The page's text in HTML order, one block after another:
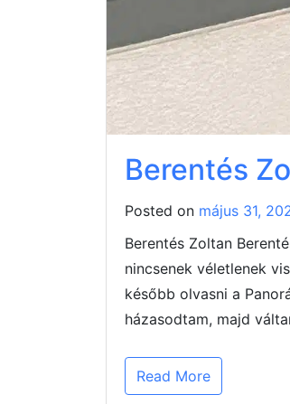
Berentés
Posted on május 31,
Berentés Zoltan
nincsenek véletlenek
később olvasni a
házasodtam, majd
Read More